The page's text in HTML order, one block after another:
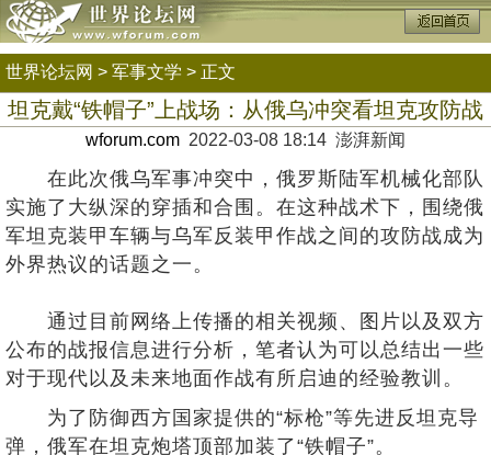
世界论坛网 > 军事文学 > 正文
坦克戴“铁帽子”上战场：从俄乌冲突看坦克攻防战
wforum.com 2022-03-08 18:14 澎湃新闻
在此次俄乌军事冲突中，俄罗斯陆军机械化部队
实施了大纵深的穿插和合围。在这种战术下，围绕俄
军坦克装甲车辆与乌军反装甲作战之间的攻防战成为
外界热议的话题之一。
通过目前网络上传播的相关视频、图片以及双方
公布的战报信息进行分析，笔者认为可以总结出一些
对于现代以及未来地面作战有所启迪的经验教训。
为了防御西方国家提供的“标枪”等先进反坦克导
弹，俄军在坦克炮塔顶部加装了“铁帽子”。